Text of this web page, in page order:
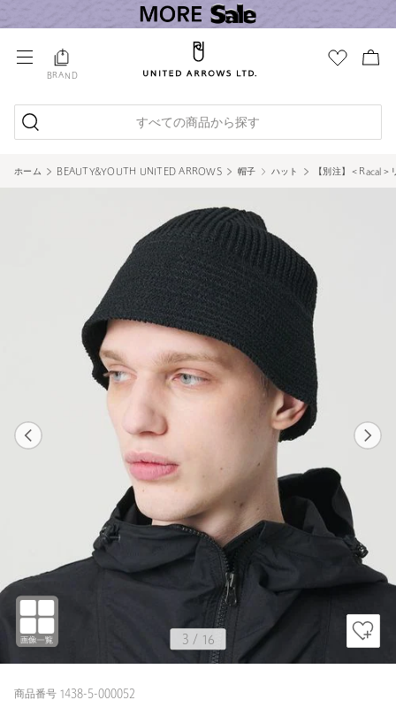
BRAND
すべての商品から探す
ホーム BEAUTY&YOUTH UNITED ARROWS 帽子 ハット 【別注】＜Racal
3 / 16
商品番号 1438-5-000052
BLACK
BLACK / FREE
170cm